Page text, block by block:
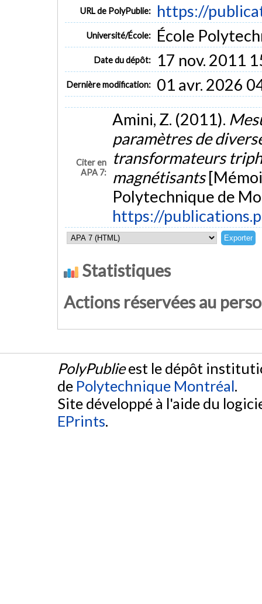
URL de PolyPublie: https://
Université/École: École
Date du dépôt: 17 nov. 2011
Dernière modification: 01 avr. 2026
Citer en
APA 7:
Amini, Z. (2011).
paramètres de
transformateurs
magnétisants
Polytechnique de
https://
Statistiques
Actions réservées au
PolyPublieest le dépôt
de Polytechnique Montréal.
Site développé à l'aide du
EPrints.